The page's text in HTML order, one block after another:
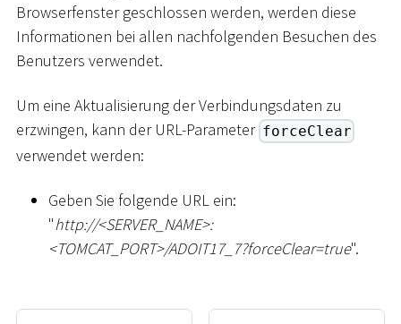
Browserfenster geschlossen werden, werden diese
Informationen bei allen nachfolgenden Besuchen des
Benutzers verwendet.
Um eine Aktualisierung der Verbindungsdaten zu
erzwingen, kann der URL-Parameter forceClear
verwendet werden:
Geben Sie folgende URL ein:
"http://<SERVER_NAME>:
<TOMCAT_PORT>/ADOIT17_7?forceClear=true".